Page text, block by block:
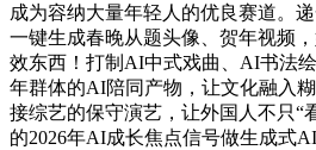
成为容纳大量年轻人的优良赛道。
一键生成春晚从题头像、贺年视频
效东西！打制AI中式戏曲、AI书法
年群体的AI陪同产物，让文化融入
接综艺的保守演艺，让外国人不只“
的2026年AI成长焦点信号做生成式